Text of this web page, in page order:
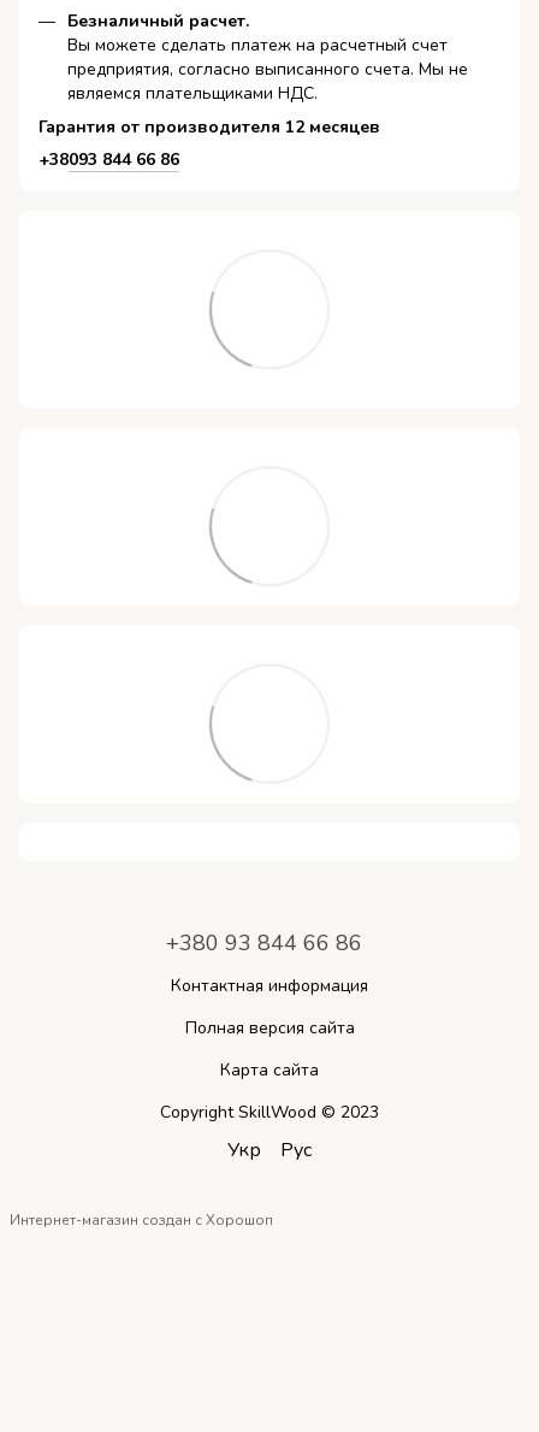
Безналичный расчет.
Вы можете сделать платеж на расчетный счет
предприятия, согласно выписанного счета. Мы не
являемся плательщиками НДС.
Гарантия от производителя 12 месяцев
+38093 844 66 86
+380 93 844 66 86
Контактная информация
Полная версия сайта
Карта сайта
Copyright SkillWood © 2023
Укр Рус
Интернет-магазин создан с Хорошоп